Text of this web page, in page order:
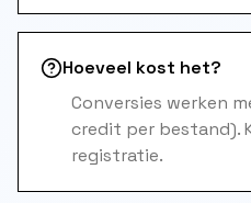
Hoeveel kost het?
Conversies werken
credit per bestand).
registratie.